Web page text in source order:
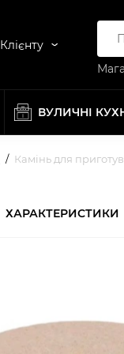
Клієнту
ВУЛИЧНІ
Камінь для
ХАРАКТЕРИСТИКИ